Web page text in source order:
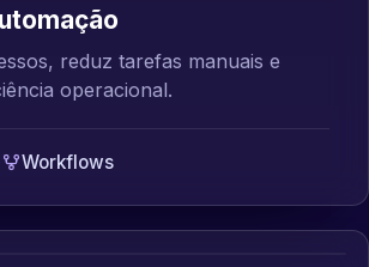
reduz tarefas manuais e
operacional.
Workflows